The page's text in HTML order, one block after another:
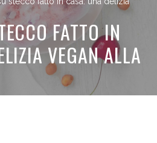
FATTO IN
VEGAN ALLA